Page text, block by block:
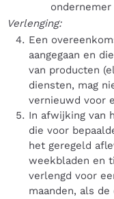
Verlenging:
Een
aangegaan en
van producten
diensten, mag
vernieuwd voor
In afwijking van
die voor
het geregeld
weekbladen en
verlengd voor
maanden, als